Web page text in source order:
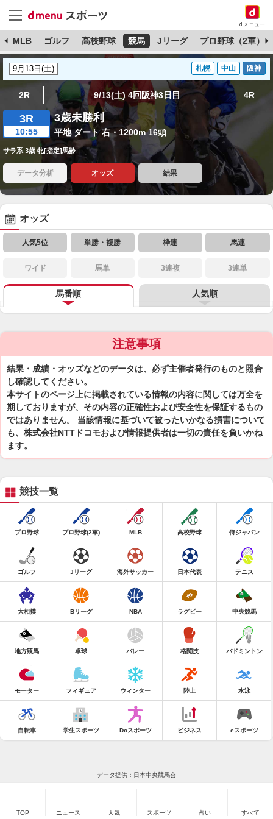
dメニュー
MLB ゴルフ 高校野球 競馬 Jリーグ プロ野球（2軍）
札幌 中山 阪神
2R 9/13(土) 4回阪神3日目 4R
3R
10:55
3歳未勝利
平地 ダート 右・1200m 16頭
サラ系 3歳 牝[指定]馬齢
データ分析 オッズ 結果
オッズ
人気5位 単勝・複勝 枠連 馬連
ワイド 馬単 3連複 3連単
馬番順 人気順
注意事項
結果・成績・オッズなどのデータは、必ず主催者発行のものと照合
し確認してください。
本サイトのページ上に掲載されている情報の内容に関しては万全を
期しておりますが、その内容の正確性および安全性を保証するもの
ではありません。 当該情報に基づいて被ったいかなる損害について
も、株式会社NTTドコモおよび情報提供者は一切の責任を負いかね
ます。
競技一覧
プロ野球 プロ野球(2軍) MLB 高校野球 侍ジャパン
ゴルフ Jリーグ 海外サッカー 日本代表 テニス
大相撲 Bリーグ NBA ラグビー 中央競馬
地方競馬 卓球 バレー 格闘技 バドミントン
モーター フィギュア ウィンター 陸上 水泳
自転車 学生スポーツ Doスポーツ ビジネス eスポーツ
データ提供：日本中央競馬会
TOP ニュース 天気 スポーツ 占い すべて